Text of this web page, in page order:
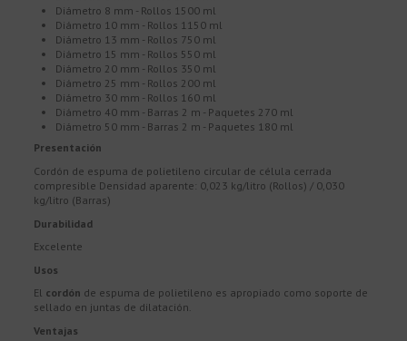
Diámetro 8 mm - Rollos 1500 ml
Diámetro 10 mm - Rollos 1150 ml
Diámetro 13 mm - Rollos 750 ml
Diámetro 15 mm - Rollos 550 ml
Diámetro 20 mm - Rollos 350 ml
Diámetro 25 mm - Rollos 200 ml
Diámetro 30 mm - Rollos 160 ml
Diámetro 40 mm - Barras 2 m - Paquetes 270 ml
Diámetro 50 mm - Barras 2 m - Paquetes 180 ml
Presentación
Cordón de espuma de polietileno circular de célula cerrada
compresible Densidad aparente: 0,023 kg/litro (Rollos) / 0,030
kg/litro (Barras)
Durabilidad
Excelente
Usos
El cordón de espuma de polietileno es apropiado como soporte de
sellado en juntas de dilatación.
Ventajas